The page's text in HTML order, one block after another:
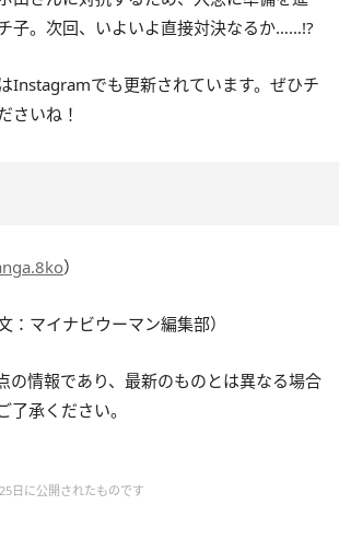
子。次回、いよいよ直接対決なるか……!?
Instagramでも更新されています。ぜひチ
さいね！
）
：マイナビウーマン編集部）
の情報であり、最新のものとは異なる場合
了承ください。
日に公開されたものです